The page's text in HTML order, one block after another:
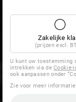
Zakelijke
(prijzen excl.
U kunt uw toestemming
intrekken via deCookie-
ook aanpassen onder
Zie voor meer informatie